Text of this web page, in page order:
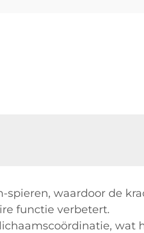
spieren, waardoor de
functie verbetert.
wat